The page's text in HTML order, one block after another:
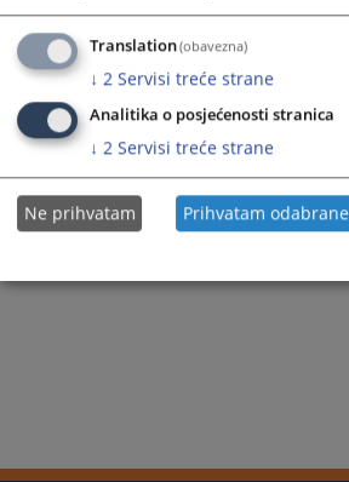
Translation(obavezna)
↓ 2 Servisi treće strane
Analitika o posjećenosti stranica
↓ 2 Servisi treće strane
Ne prihvatam Prihvatam odabrane